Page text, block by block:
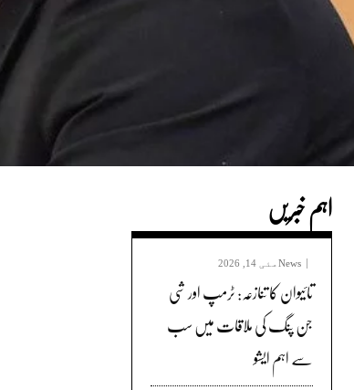
اہم خبریں
News مئی 14, 2026
تائیوان کا تنازعہ: ٹرمپ اور شی
جن پنگ کی ملاقات میں سب
سے اہم ایشو